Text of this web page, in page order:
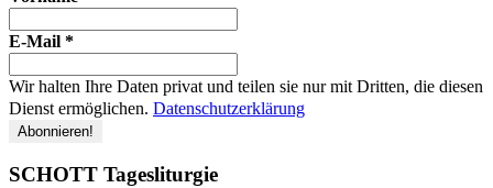
E-Mail *
Wir halten Ihre Daten privat und teilen sie nur mit Dritten, die diesen
Dienst ermöglichen. Datenschutzerklärung
SCHOTT Tagesliturgie